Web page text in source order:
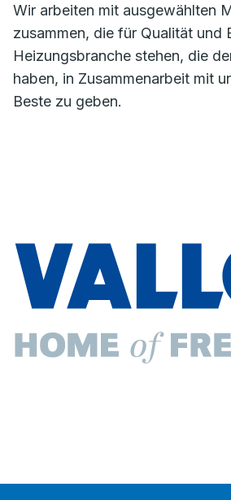
Wir arbeiten mit ausgewählten
zusammen, die für Qualität und
Heizungsbranche stehen, die
haben, in Zusammenarbeit mit
Beste zu geben.